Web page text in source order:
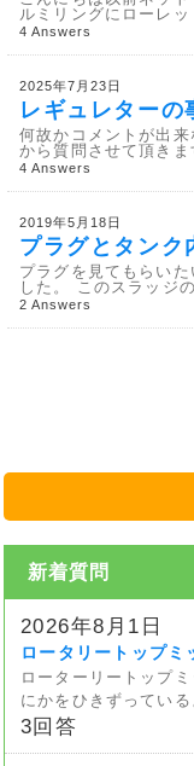
ルミリングにローレ
4 Answers
2025年7月23日
レギュレターの
何故かコメントが出
から質問させて頂き
4 Answers
2019年5月18日
プラグとタンク
プラグを見てもらい
した。 このスラッジ
2 Answers
新着質問
2026年8月1日
ロータリートップ
ローターリートップ
にかをひきずってい
3回答